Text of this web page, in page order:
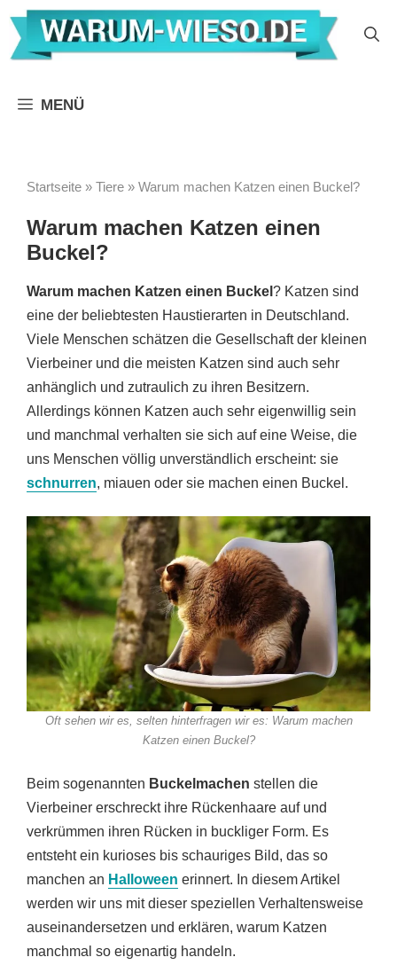
Zum
Inhalt
springen
MENÜ
Startseite » Tiere » Warum machen Katzen einen Buckel?
Warum machen Katzen einen
Buckel?
Warum machen Katzen einen Buckel ? Katzen sind
eine der beliebtesten Haustierarten in Deutschland.
Viele Menschen schätzen die Gesellschaft der kleinen
Vierbeiner und die meisten Katzen sind auch sehr
anhänglich und zutraulich zu ihren Besitzern.
Allerdings können Katzen auch sehr eigenwillig sein
und manchmal verhalten sie sich auf eine Weise, die
uns Menschen völlig unverständlich erscheint: sie
schnurren, miauen oder sie machen einen Buckel.
Oft sehen wir es, selten hinterfragen wir es: Warum machen
Katzen einen Buckel?
Beim sogenannten Buckelmachen stellen die
Vierbeiner erschreckt ihre Rückenhaare auf und
verkrümmen ihren Rücken in buckliger Form. Es
entsteht ein kurioses bis schauriges Bild, das so
manchen an Halloween erinnert. In diesem Artikel
werden wir uns mit dieser speziellen Verhaltensweise
auseinandersetzen und erklären, warum Katzen
manchmal so eigenartig handeln.